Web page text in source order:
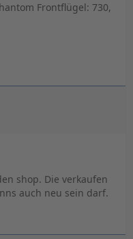
Frontflügel: 730,
shop. Die verkaufen
auch neu sein darf.